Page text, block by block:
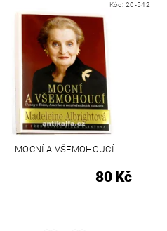
Kód:20-542
MOCNÍ A VŠEMOHOUCÍ
80 Kč